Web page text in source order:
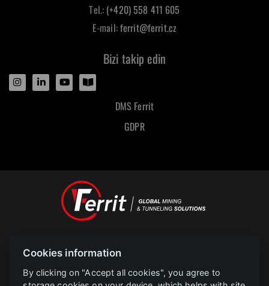
Tel.: (+420) 558 411 605
E-mail:ferrit@ferrit.cz
Bizi takip edin
DMS Ferrit
GDPR
POLAR televize Ostrava s.r.o.
Copyright
2023 |www.polar.cz
Cookies information
By clicking on "Accept all cookies", you agree to